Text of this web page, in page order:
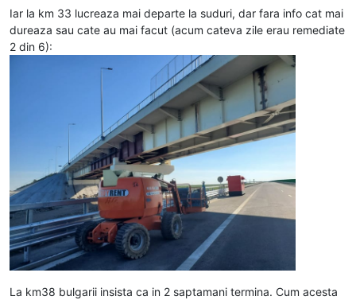
Iar la km 33 lucreaza mai departe la suduri, dar fara info cat mai
dureaza sau cate au mai facut (acum cateva zile erau remediate
2 din 6):
La km38 bulgarii insista ca in 2 saptamani termina. Cum acesta